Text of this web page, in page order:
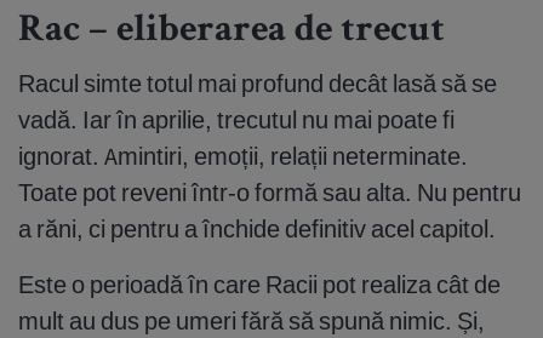
Rac – eliberarea de trecut
Racul simte totul mai profund decât lasă să se
vadă. Iar în aprilie, trecutul nu mai poate fi
ignorat. Amintiri, emoții, relații neterminate.
Toate pot reveni într-o formă sau alta. Nu pentru
a răni, ci pentru a închide definitiv acel capitol.
Este o perioadă în care Racii pot realiza cât de
mult au dus pe umeri fără să spună nimic. Și,